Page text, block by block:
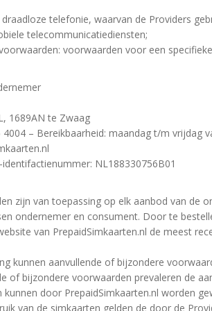
telefonie, waarvan de Providers
telecommunicatiediensten;
voorwaarden voor een
1689AN te Zwaag
– Bereikbaarheid: maandag t/m vrijdag
NL188330756B01
zijn van toepassing op elk aanbod van de
ondernemer en consument. Door te
van PrepaidSimkaarten.nl de meest
kunnen aanvullende of bijzondere
of bijzondere voorwaarden prevaleren de
door PrepaidSimkaarten.nl worden
van de simkaarten gelden de door de